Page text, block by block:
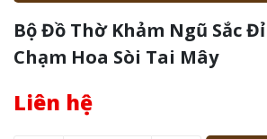
Bộ Đồ Thờ Khảm Ngũ Sắc
Chạm Hoa Sòi Tai Mây
Liên hệ